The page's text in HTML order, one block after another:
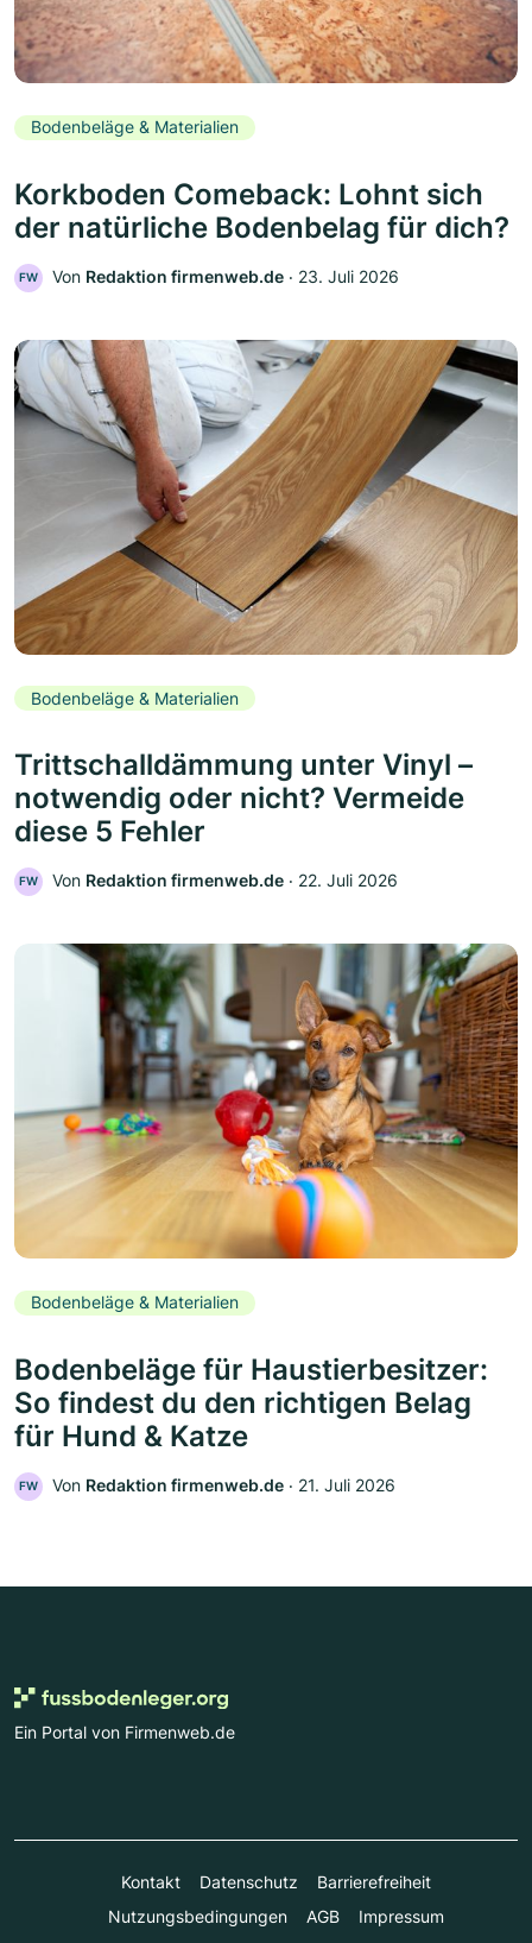
Bodenbeläge & Materialien
Korkboden Comeback: Lohnt sich
der natürliche Bodenbelag für dich?
FW Von Redaktion firmenweb.de ‧ 23. Juli 2026
Bodenbeläge & Materialien
Trittschalldämmung unter Vinyl –
notwendig oder nicht? Vermeide
diese 5 Fehler
FW Von Redaktion firmenweb.de ‧ 22. Juli 2026
Bodenbeläge & Materialien
Bodenbeläge für Haustierbesitzer:
So findest du den richtigen Belag
für Hund & Katze
FW Von Redaktion firmenweb.de ‧ 21. Juli 2026
Ein Portal von Firmenweb.de
Kontakt Datenschutz
Barrierefreiheit
Nutzungsbedingungen
AGB Impressum